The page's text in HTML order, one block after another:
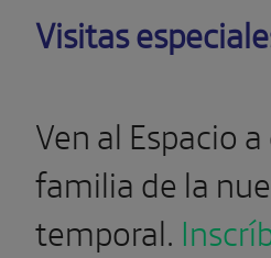
Visitas
Ven al Espacio
familia de la
temporal.